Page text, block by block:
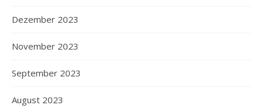
Dezember 2023
November 2023
September 2023
August 2023